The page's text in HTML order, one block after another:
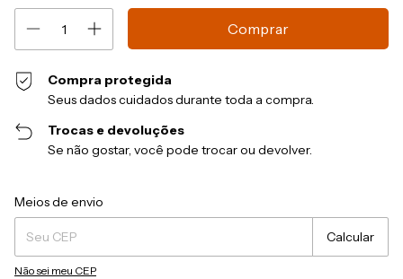
Compra protegida
Seus dados cuidados durante toda a compra.
Trocas e devoluções
Se não gostar, você pode trocar ou devolver.
Entregas para o CEP:
Meios de envio
Calcular
Não sei meu CEP